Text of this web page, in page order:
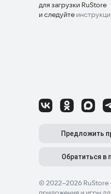
для загрузки RuStore
и следуйте
© 2022–2026 RuStore
Предложить
Обратиться в